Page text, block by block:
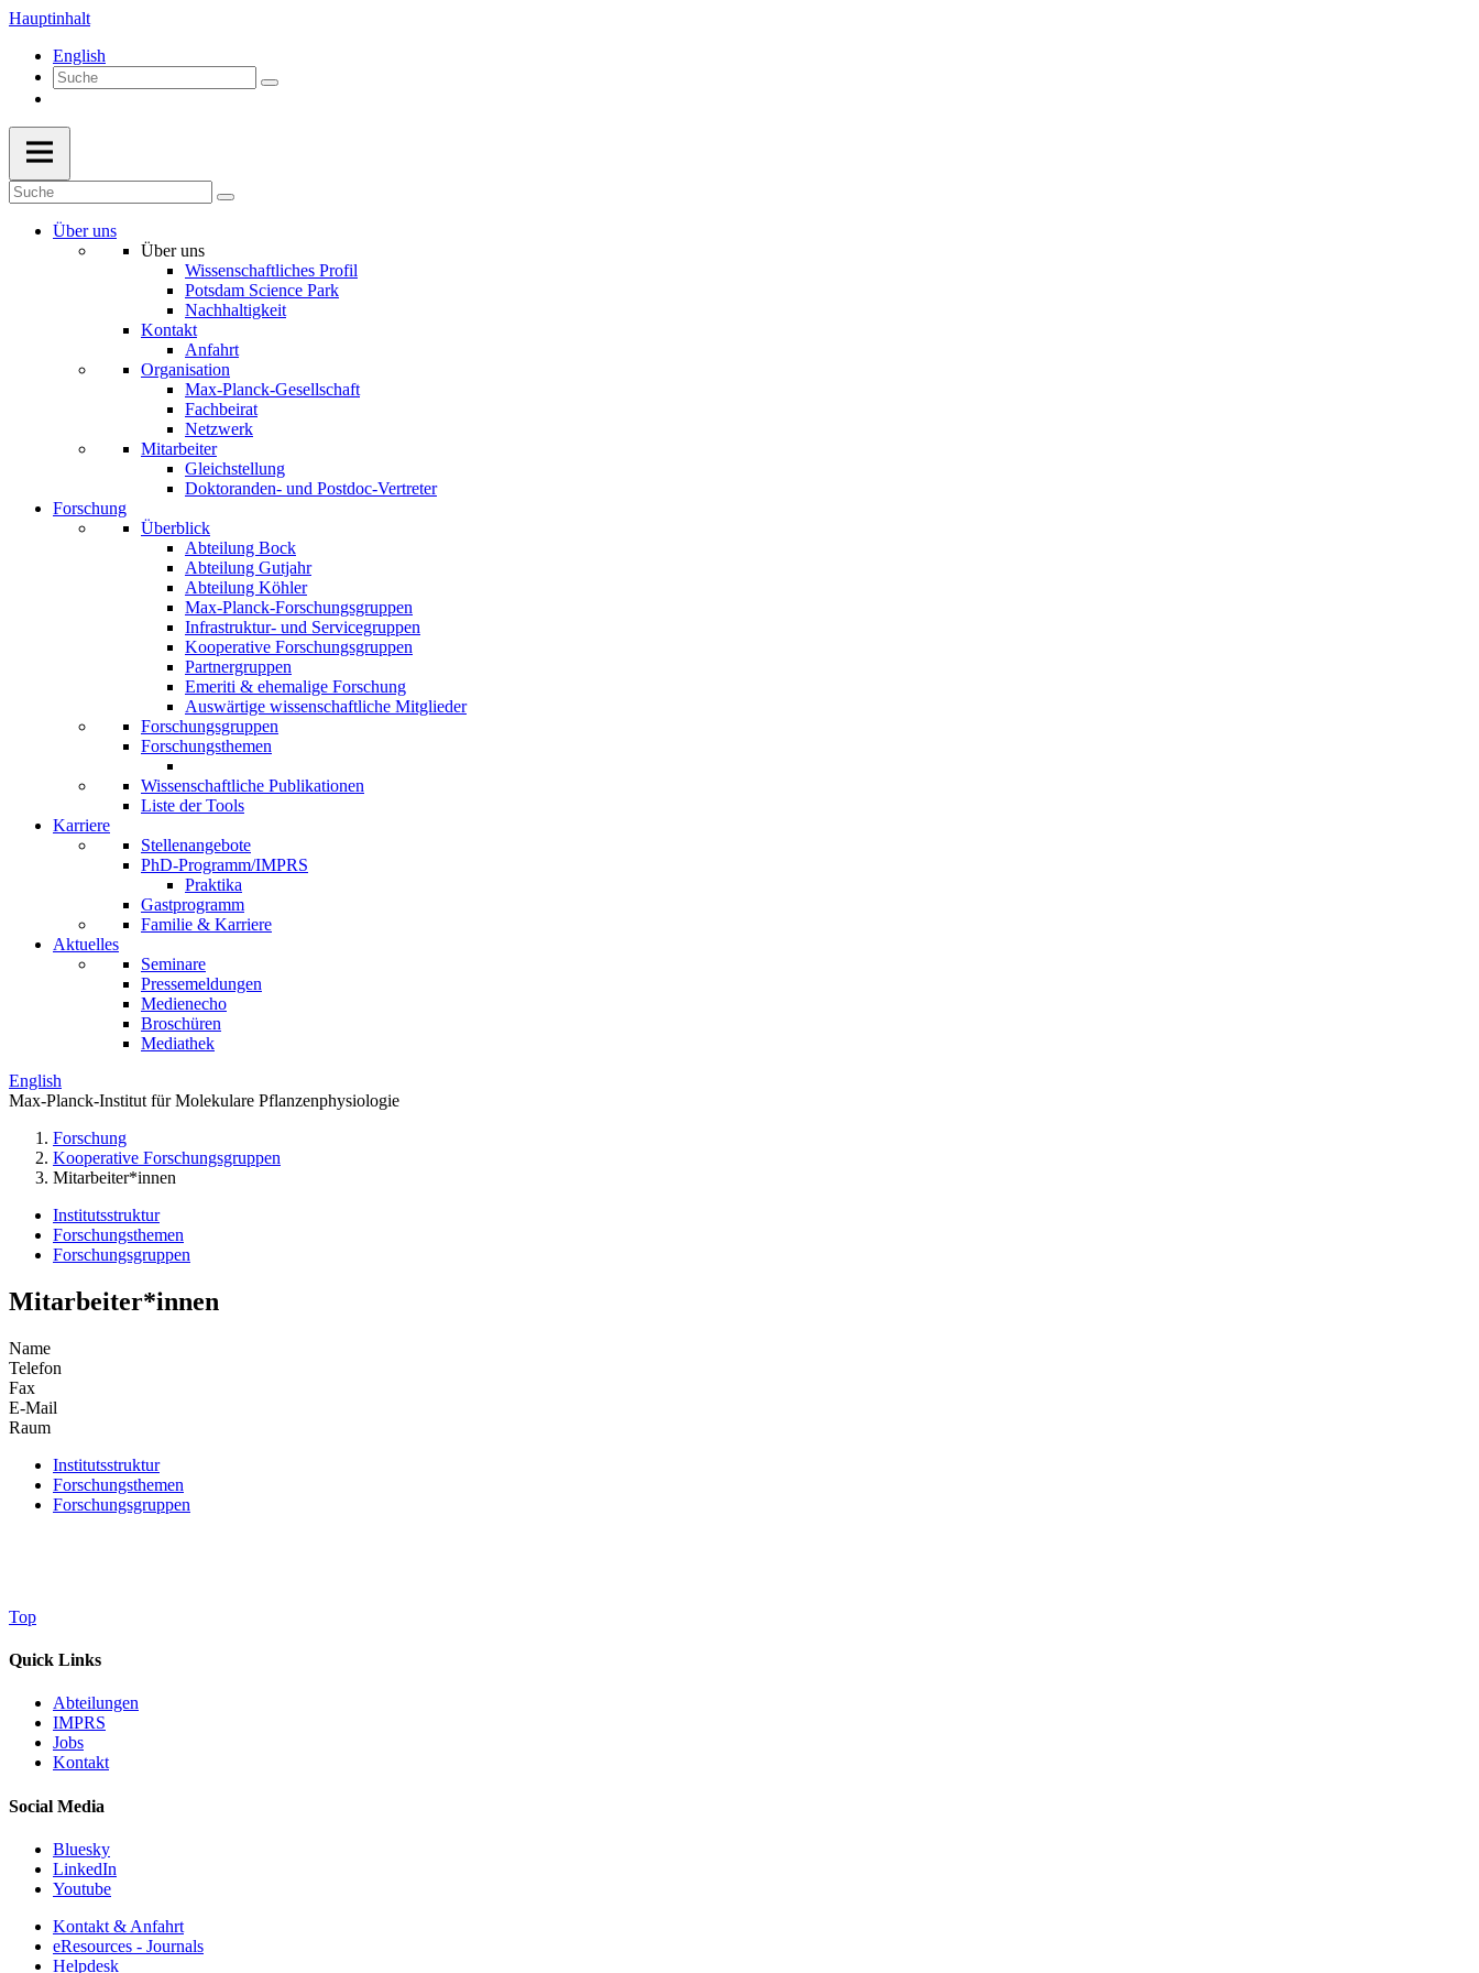
Hauptinhalt
English
Über uns
Über uns
Wissenschaftliches Profil
Potsdam Science Park
Nachhaltigkeit
Kontakt
Anfahrt
Organisation
Max-Planck-Gesellschaft
Fachbeirat
Netzwerk
Mitarbeiter
Gleichstellung
Doktoranden- und Postdoc-Vertreter
Forschung
Überblick
Abteilung Bock
Abteilung Gutjahr
Abteilung Köhler
Max-Planck-Forschungsgruppen
Infrastruktur- und Servicegruppen
Kooperative Forschungsgruppen
Partnergruppen
Emeriti & ehemalige Forschung
Auswärtige wissenschaftliche Mitglieder
Forschungsgruppen
Forschungsthemen
Wissenschaftliche Publikationen
Liste der Tools
Karriere
Stellenangebote
PhD-Programm/IMPRS
Praktika
Gastprogramm
Familie & Karriere
Aktuelles
Seminare
Pressemeldungen
Medienecho
Broschüren
Mediathek
English
Max-Planck-Institut für Molekulare Pflanzenphysiologie
Forschung
Kooperative Forschungsgruppen
Mitarbeiter*innen
Institutsstruktur
Forschungsthemen
Forschungsgruppen
Mitarbeiter*innen
Name
Telefon
Fax
E-Mail
Raum
Institutsstruktur
Forschungsthemen
Forschungsgruppen
Top
Quick Links
Abteilungen
IMPRS
Jobs
Kontakt
Social Media
Bluesky
LinkedIn
Youtube
Kontakt & Anfahrt
eResources - Journals
Helpdesk